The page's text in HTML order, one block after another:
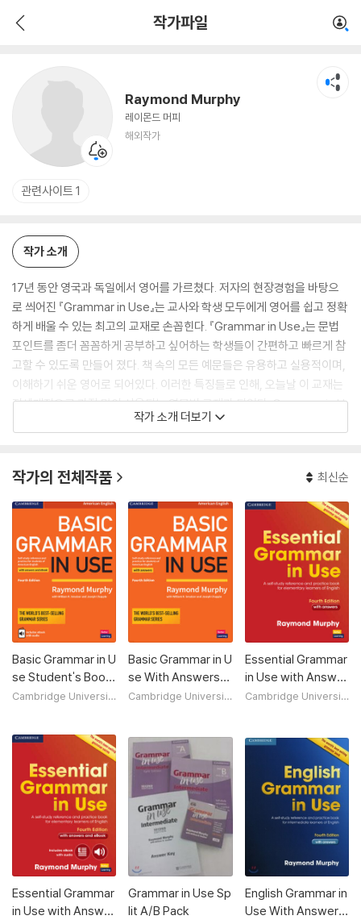
작가파일
Raymond Murphy
레이몬드 머피
해외작가
관련사이트 1
작가 소개
17년 동안 영국과 독일에서 영어를 가르쳤다. 저자의 현장경험을 바탕으
로 씌어진 『Grammar in Use』는 교사와 학생 모두에게 영어를 쉽고 정확
하게 배울 수 있는 최고의 교재로 손꼽힌다. 『Grammar in Use』는 문법
포인트를 좀더 꼼꼼하게 공부하고 싶어하는 학생들이 간편하고 빠르게 참
고할 수 있도록 만들어 졌다. 책 속의 모든 예문들은 유용하고 실용적이며,
이해하기 쉬운 영어로 되어있다. 이러한 특징들로 인해, 오늘날 이 교재는
전세계적으로 가장 많이 사용되는 영문법 교재가 되었다. Grammar in U
se로 공부하는 사람은 누구나 영문법은 물론 전반적인 영어 실력이 크게
작가 소개 더보기
작가의 전체작품 최신순
Basic Grammar in U
se Student's Book
with Answers and I
Cambridge Universit
Basic Grammar in U
se With Answers,
4/E
Cambridge Universit
Essential Grammar
in Use with Answer
s
Cambridge Universit
Essential Grammar
in Use with Answer
Grammar in Use Sp
lit A/B Pack
English Grammar in
Use With Answers,